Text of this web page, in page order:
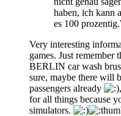
haben, ich kann
es 100 prozentig.
Very interesting
games. Just remember
BERLIN car wash
sure, maybe there will
passengers already
for all things because
simulators.